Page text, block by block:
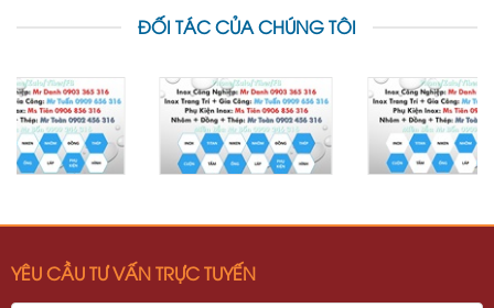
ĐỐI TÁC CỦA CHÚNG TÔI
YÊU CẦU TƯ VẤN TRỰC TUYẾN